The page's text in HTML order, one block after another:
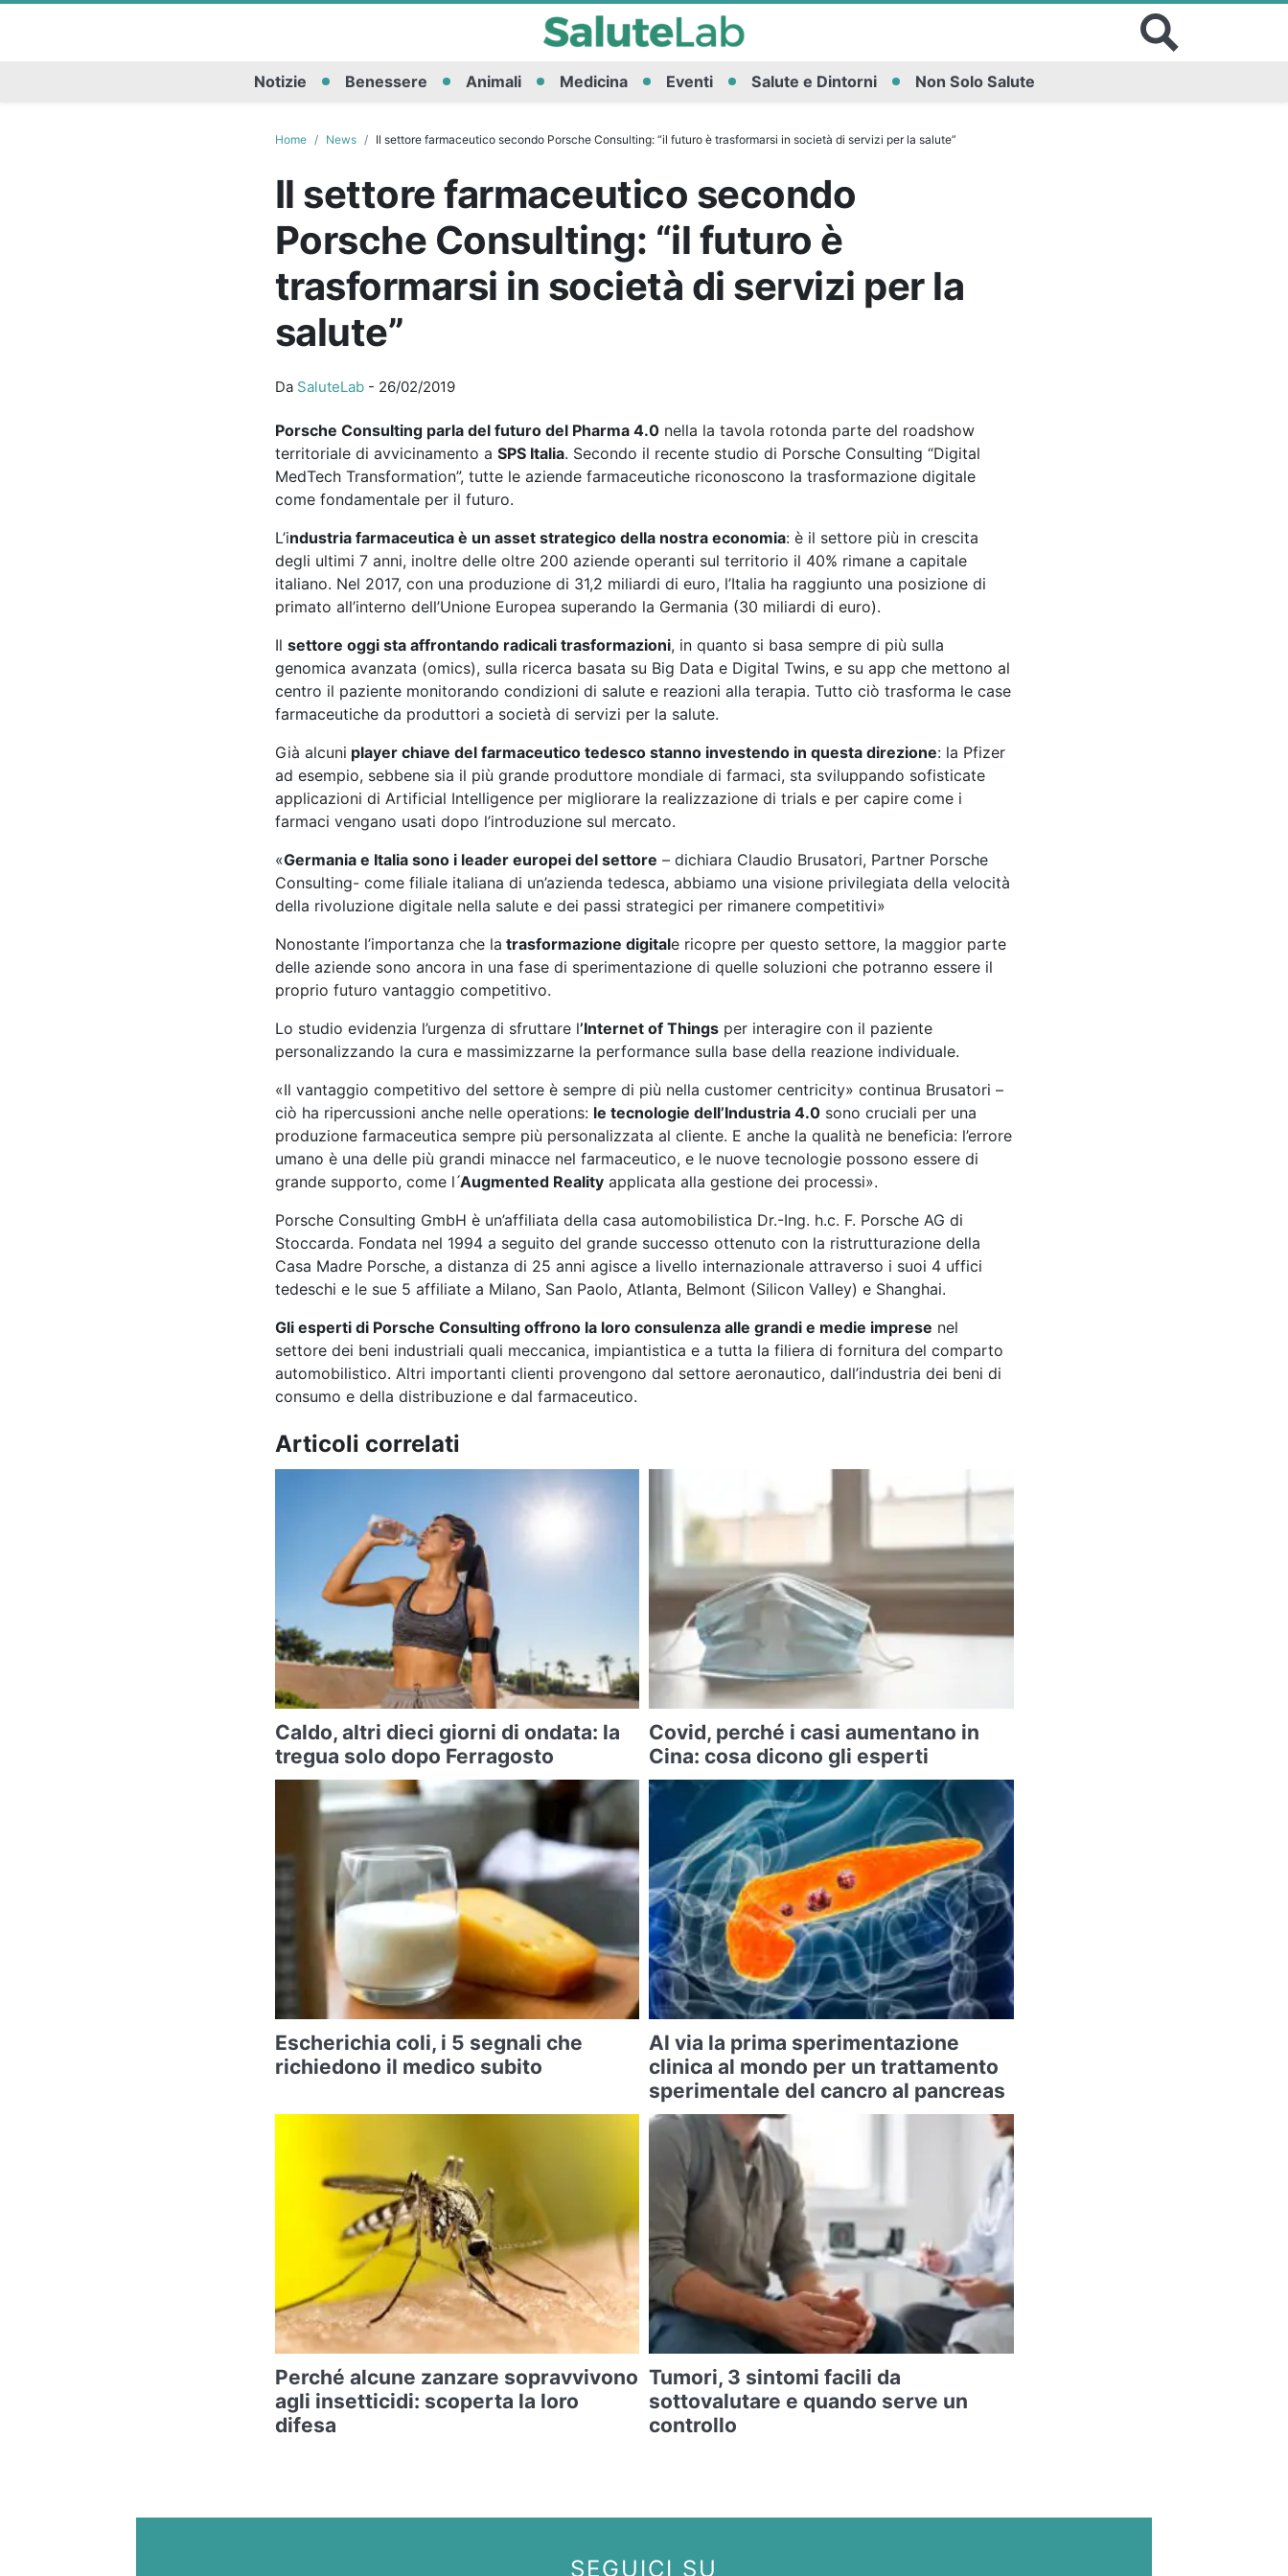
Notizie Benessere Animali Medicina Eventi Salute e Dintorni Non Solo Salute
Home News Il settore farmaceutico secondo Porsche Consulting: “il futuro è trasformarsi in società di servizi per la salute”
Il settore farmaceutico secondo
Porsche Consulting: “il futuro è
trasformarsi in società di servizi per la
salute”
Da SaluteLab- 26/02/2019
Porsche Consulting parla del futuro del Pharma 4.0nella la tavola rotonda parte del roadshow
territoriale di avvicinamento a SPS Italia. Secondo il recente studio di Porsche Consulting “Digital
MedTech Transformation”, tutte le aziende farmaceutiche riconoscono la trasformazione digitale
come fondamentale per il futuro.
L’industria farmaceutica è un asset strategico della nostra economia: è il settore più in crescita
degli ultimi 7 anni, inoltre delle oltre 200 aziende operanti sul territorio il 40% rimane a capitale
italiano. Nel 2017, con una produzione di 31,2 miliardi di euro, l’Italia ha raggiunto una posizione di
primato all’interno dell’Unione Europea superando la Germania (30 miliardi di euro).
Il settore oggi sta affrontando radicali trasformazioni, in quanto si basa sempre di più sulla
genomica avanzata (omics), sulla ricerca basata su Big Data e Digital Twins, e su app che mettono al
centro il paziente monitorando condizioni di salute e reazioni alla terapia. Tutto ciò trasforma le case
farmaceutiche da produttori a società di servizi per la salute.
Già alcuni player chiave del farmaceutico tedesco stanno investendo in questa direzione: la Pfizer
ad esempio, sebbene sia il più grande produttore mondiale di farmaci, sta sviluppando sofisticate
applicazioni di Artificial Intelligence per migliorare la realizzazione di trials e per capire come i
farmaci vengano usati dopo l’introduzione sul mercato.
«Germania e Italia sono i leader europei del settore – dichiara Claudio Brusatori, Partner Porsche
Consulting- come filiale italiana di un’azienda tedesca, abbiamo una visione privilegiata della velocità
della rivoluzione digitale nella salute e dei passi strategici per rimanere competitivi»
Nonostante l’importanza che la trasformazione digitale ricopre per questo settore, la maggior parte
delle aziende sono ancora in una fase di sperimentazione di quelle soluzioni che potranno essere il
proprio futuro vantaggio competitivo.
Lo studio evidenzia l’urgenza di sfruttare l’Internet of Thingsper interagire con il paziente
personalizzando la cura e massimizzarne la performance sulla base della reazione individuale.
«Il vantaggio competitivo del settore è sempre di più nella customer centricity» continua Brusatori –
ciò ha ripercussioni anche nelle operations: le tecnologie dell’Industria 4.0sono cruciali per una
produzione farmaceutica sempre più personalizzata al cliente. E anche la qualità ne beneficia: l’errore
umano è una delle più grandi minacce nel farmaceutico, e le nuove tecnologie possono essere di
grande supporto, come l ́Augmented Realityapplicata alla gestione dei processi».
Porsche Consulting GmbH è un’affiliata della casa automobilistica Dr.-Ing. h.c. F. Porsche AG di
Stoccarda. Fondata nel 1994 a seguito del grande successo ottenuto con la ristrutturazione della
Casa Madre Porsche, a distanza di 25 anni agisce a livello internazionale attraverso i suoi 4 uffici
tedeschi e le sue 5 affiliate a Milano, San Paolo, Atlanta, Belmont (Silicon Valley) e Shanghai.
Gli esperti di Porsche Consulting offrono la loro consulenza alle grandi e medie imprese nel
settore dei beni industriali quali meccanica, impiantistica e a tutta la filiera di fornitura del comparto
automobilistico. Altri importanti clienti provengono dal settore aeronautico, dall’industria dei beni di
consumo e della distribuzione e dal farmaceutico.
Articoli correlati
Caldo, altri dieci giorni di ondata: la
tregua solo dopo Ferragosto
Covid, perché i casi aumentano in
Cina: cosa dicono gli esperti
Escherichia coli, i 5 segnali che
richiedono il medico subito
Al via la prima sperimentazione
clinica al mondo per un trattamento
sperimentale del cancro al pancreas
Perché alcune zanzare sopravvivono
agli insetticidi: scoperta la loro
difesa
Tumori, 3 sintomi facili da
sottovalutare e quando serve un
controllo
SEGUICI SU